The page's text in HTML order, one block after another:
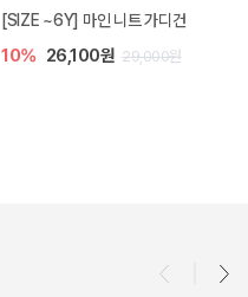
밀라 아기 셋업
20% 35,200원 44,000원